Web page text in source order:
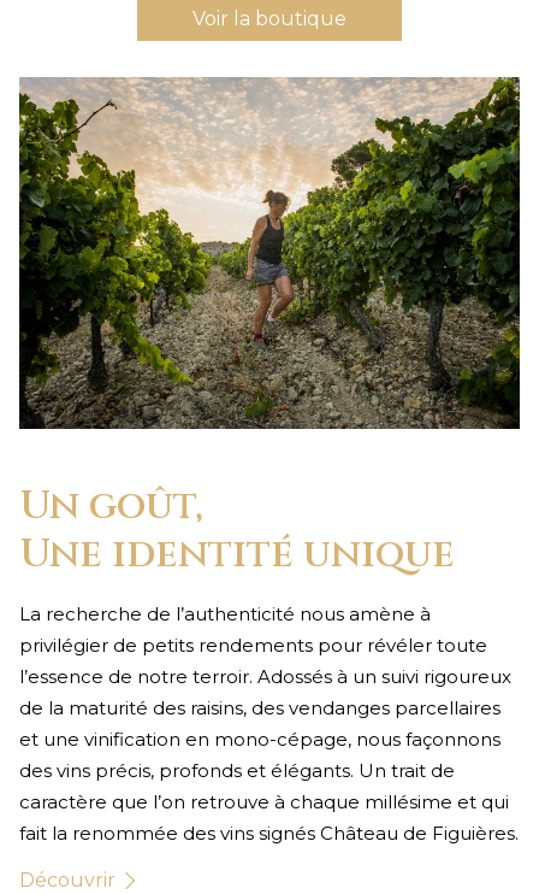
Voir la boutique
Un goût,
Une identité unique
La recherche de l’authenticité nous amène à
privilégier de petits rendements pour révéler toute
l’essence de notre terroir. Adossés à un suivi rigoureux
de la maturité des raisins, des vendanges parcellaires
et une vinification en mono-cépage, nous façonnons
des vins précis, profonds et élégants. Un trait de
caractère que l’on retrouve à chaque millésime et qui
fait la renommée des vins signés Château de Figuières.
Découvrir